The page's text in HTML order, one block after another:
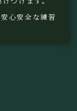
心安全な練習